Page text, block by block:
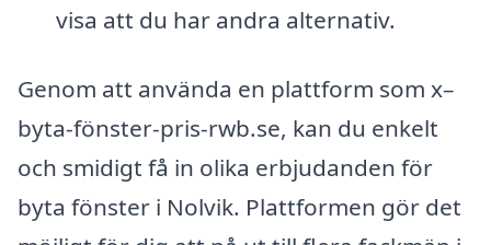
visa att du har andra alternativ.
Genom att använda en plattform som x–
byta-fönster-pris-rwb.se, kan du enkelt
och smidigt få in olika erbjudanden för
byta fönster i Nolvik. Plattformen gör det